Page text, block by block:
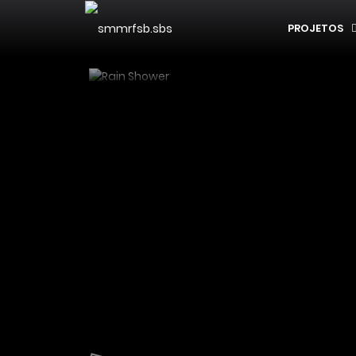
PROJETOS